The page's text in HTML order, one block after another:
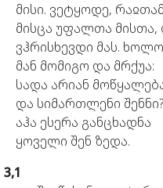
მისი. ვეტყოდე,
მისცა უფალთა მისთა,
ვჰრისხევდი მას. ხოლო
მან მომიგო და მრქუა:
სადა არიან
და სიმართლენი
აჰა ესერა განცხადნა
ყოველი შენ ზედა.
3,1